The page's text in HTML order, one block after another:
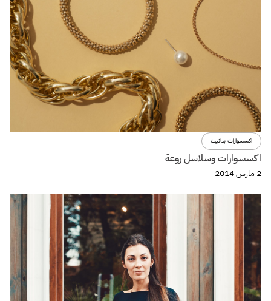
اكسسوارات بنانيت
اكسسوارات وسلاسل روعة
2 مارس 2014